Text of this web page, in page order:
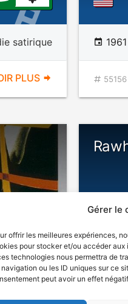
Gérer le
offrir les meilleures expériences,
pour stocker et/ou accéder
technologies nous permettra de
ou les ID uniques sur ce
peut avoir un effet
satirique
PLUS
1961
55156
1951